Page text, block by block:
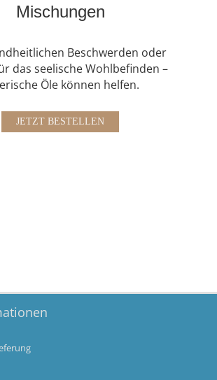
Mischungen
Beschwerden oder
das seelische Wohlbefinden –
Öle können helfen.
JETZT BESTELLEN